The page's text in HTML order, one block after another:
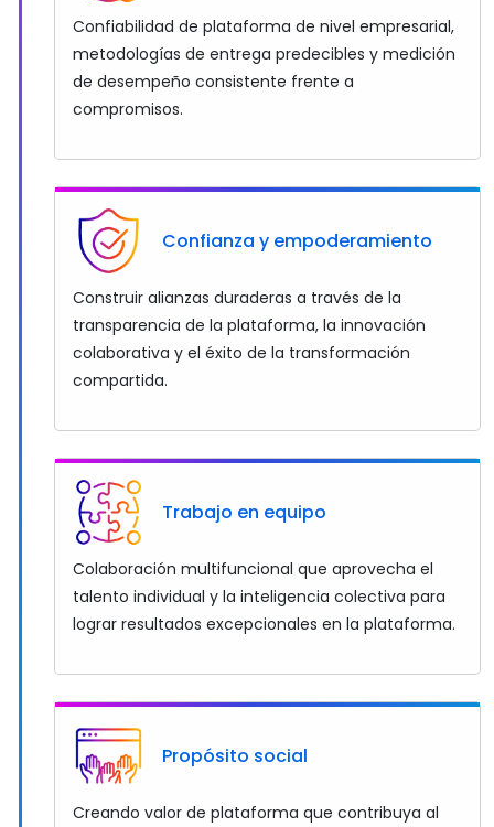
Confiabilidad de plataforma de nivel empresarial,
metodologías de entrega predecibles y medición
de desempeño consistente frente a
compromisos.
Confianza y empoderamiento
Construir alianzas duraderas a través de la
transparencia de la plataforma, la innovación
colaborativa y el éxito de la transformación
compartida.
Trabajo en equipo
Colaboración multifuncional que aprovecha el
talento individual y la inteligencia colectiva para
lograr resultados excepcionales en la plataforma.
Propósito social
Creando valor de plataforma que contribuya al